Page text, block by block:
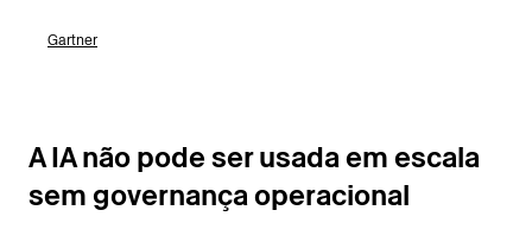
Gartner
A IA não pode ser usada em escala
sem governança operacional